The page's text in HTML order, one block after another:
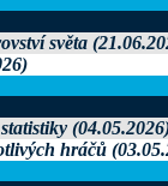
světa
hráčů